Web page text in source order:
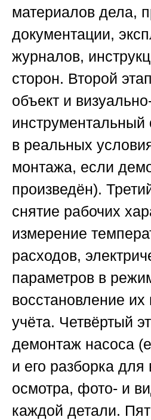
материалов дела,
документации,
журналов,
сторон. Второй этап
объект и
инструментальный
в реальных
монтажа, если
произведён).
снятие рабочих
измерение
расходов,
параметров в
восстановление
учёта. Четвёртый
демонтаж насоса
и его разборка для
осмотра, фото- и
каждой детали.